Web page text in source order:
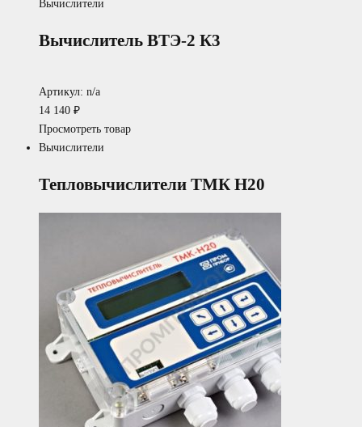
Вычислители
Вычислитель ВТЭ-2 К3
Артикул: n/a
14 140 ₽
Просмотреть товар
Вычислители
Тепловычислители ТМК Н20